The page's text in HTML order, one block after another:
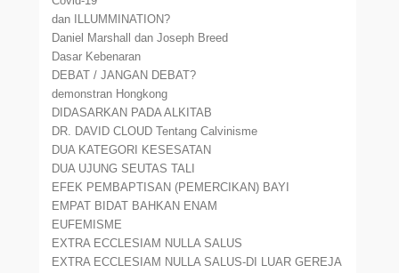
dan ILLUMMINATION?
Daniel Marshall dan Joseph Breed
Dasar Kebenaran
DEBAT / JANGAN DEBAT?
demonstran Hongkong
DIDASARKAN PADA ALKITAB
DR. DAVID CLOUD Tentang Calvinisme
DUA KATEGORI KESESATAN
DUA UJUNG SEUTAS TALI
EFEK PEMBAPTISAN (PEMERCIKAN) BAYI
EMPAT BIDAT BAHKAN ENAM
EUFEMISME
EXTRA ECCLESIAM NULLA SALUS
EXTRA ECCLESIAM NULLA SALUS-DI LUAR GEREJA